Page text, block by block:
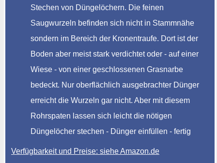
Stechen von Düngelöchern. Die feinen
Saugwurzeln befinden sich nicht in Stammnähe
sondern im Bereich der Kronentraufe. Dort ist der
Boden aber meist stark verdichtet oder - auf einer
Wiese - von einer geschlossenen Grasnarbe
bedeckt. Nur oberflächlich ausgebrachter Dünger
erreicht die Wurzeln gar nicht. Aber mit diesem
Rohrspaten lassen sich leicht die nötigen
Düngelöcher stechen - Dünger einfüllen - fertig
Verfügbarkeit und Preise: siehe Amazon.de